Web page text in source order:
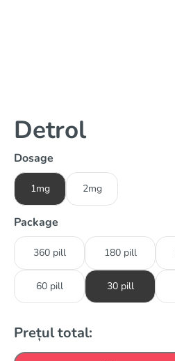
Detrol
Dosage
1mg 2mg
Package
360 pill 180 pill
60 pill 30 pill
Prețul total: